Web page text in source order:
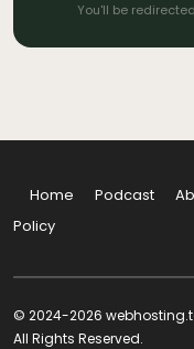
You'll be
Home Podcast
Policy
© 2024-2026
All Rights Reserved.